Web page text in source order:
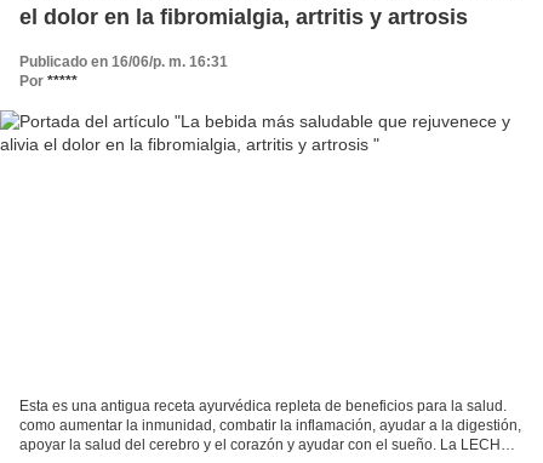
el dolor en la fibromialgia, artritis y artrosis
Publicado en 16/06/p. m. 16:31
Por *****
Esta es una antigua receta ayurvédica repleta de beneficios para la salud.
como aumentar la inmunidad, combatir la inflamación, ayudar a la digestión,
apoyar la salud del cerebro y el corazón y ayudar con el sueño. La LECHE